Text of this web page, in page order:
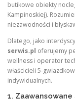
butikowe obiekty
Kampinoskiej).
niezawodności i
Dlatego, jako
serwis.pl oferujemy
wellness i operator
właścicieli 5-
indywidualnych.
1.